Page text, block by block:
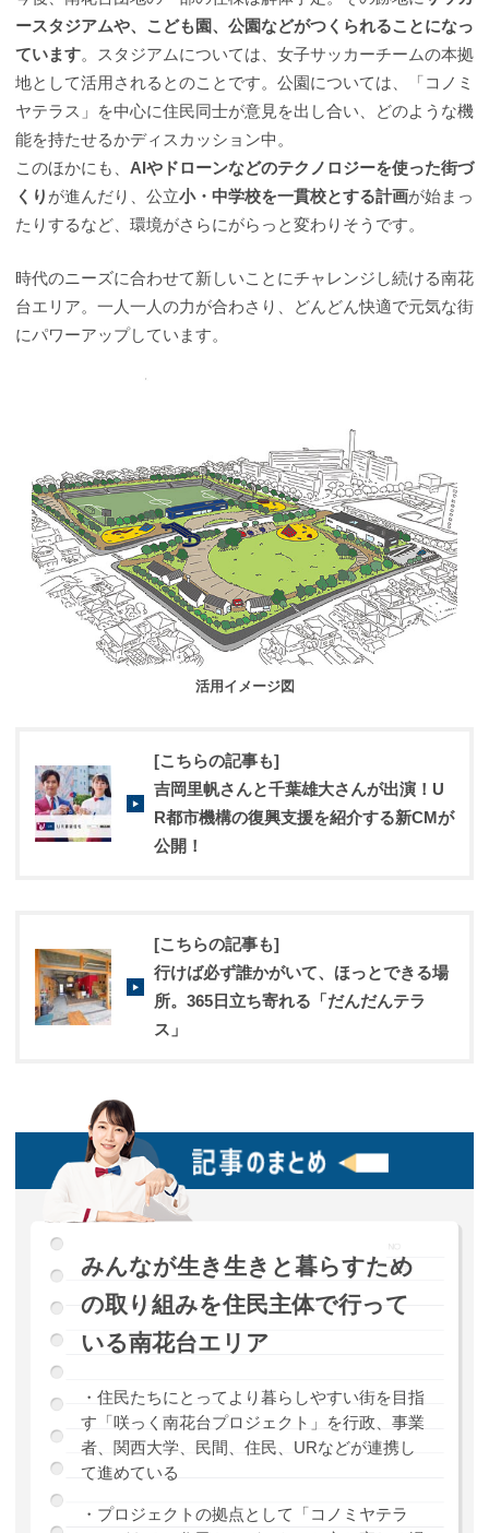
ースタジアムや、こども園、公園などがつくられることになっ
ています。スタジアムについては、女子サッカーチームの本拠
地として活用されるとのことです。公園については、「コノミ
ヤテラス」を中心に住民同士が意見を出し合い、どのような機
能を持たせるかディスカッション中。
このほかにも、 AIやドローンなどのテクノロジーを使った街づ
くり が進んだり、公立小・中学校を一貫校とする計画が始まっ
たりするなど、環境がさらにがらっと変わりそうです。
時代のニーズに合わせて新しいことにチャレンジし続ける南花
台エリア。一人一人の力が合わさり、どんどん快適で元気な街
にパワーアップしています。
活用イメージ図
[こちらの記事も]
吉岡里帆さんと千葉雄大さんが出演！U
R都市機構の復興支援を紹介する新CMが
公開！
[こちらの記事も]
行けば必ず誰かがいて、ほっとできる場
所。365日立ち寄れる「だんだんテラ
ス」
みんなが生き生きと暮らすため
の取り組みを住民主体で行って
いる南花台エリア
・住民たちにとってより暮らしやすい街を目指
す「咲っく南花台プロジェクト」を行政、事業
者、関西大学、民間、住民、URなどが連携し
て進めている
・プロジェクトの拠点として「コノミヤテラ